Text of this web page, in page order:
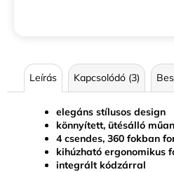
Leírás Kapcsolódó (3)
elegáns stílusos design
könnyített, ütésálló
4 csendes, 360 fokban
kihúzható ergonomikus
integrált kódzárral